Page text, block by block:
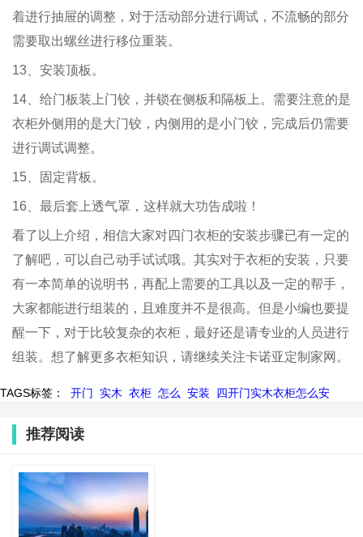
着进行抽屉的调整，对于活动部分进行调试，不流畅的部分
需要取出螺丝进行移位重装。
13、安装顶板。
14、给门板装上门铰，并锁在侧板和隔板上。需要注意的是
衣柜外侧用的是大门铰，内侧用的是小门铰，完成后仍需要
进行调试调整。
15、固定背板。
16、最后套上透气罩，这样就大功告成啦！
看了以上介绍，相信大家对四门衣柜的安装步骤已有一定的
了解吧，可以自己动手试试哦。其实对于衣柜的安装，只要
有一本简单的说明书，再配上需要的工具以及一定的帮手，
大家都能进行组装的，且难度并不是很高。但是小编也要提
醒一下，对于比较复杂的衣柜，最好还是请专业的人员进行
组装。想了解更多衣柜知识，请继续关注卡诺亚定制家网。
TAGS标签： 开门 实木 衣柜 怎么 安装 四开门实木衣柜怎么安
推荐阅读